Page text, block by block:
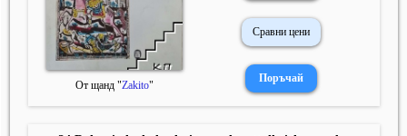
От щанд "Zakito"
Сравни цени